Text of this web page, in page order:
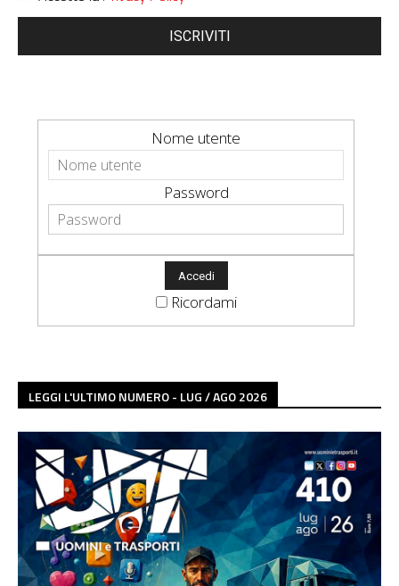
ISCRIVITI
Nome utente
Password
Ricordami
LEGGI L'ULTIMO NUMERO - LUG / AGO 2026